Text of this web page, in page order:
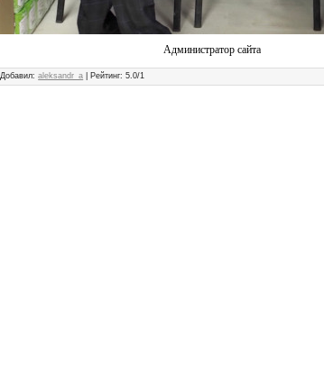
Администратор сайта
Добавил:aleksandr_a Рейтинг:5.0/1